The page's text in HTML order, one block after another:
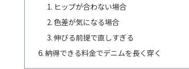
ヒップが合わない場合
色差が気になる場合
伸びる前提で直しすぎる
納得できる料金でデニムを長く穿く